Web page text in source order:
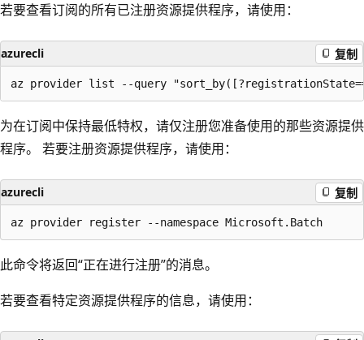
若要查看订阅的所有已注册资源提供程序，请使用：
azurecli 复制
为在订阅中保持最低特权，请仅注册您准备使用的那些资源提供
程序。 若要注册资源提供程序，请使用：
azurecli 复制
此命令将返回“正在进行注册”的消息。
若要查看特定资源提供程序的信息，请使用：